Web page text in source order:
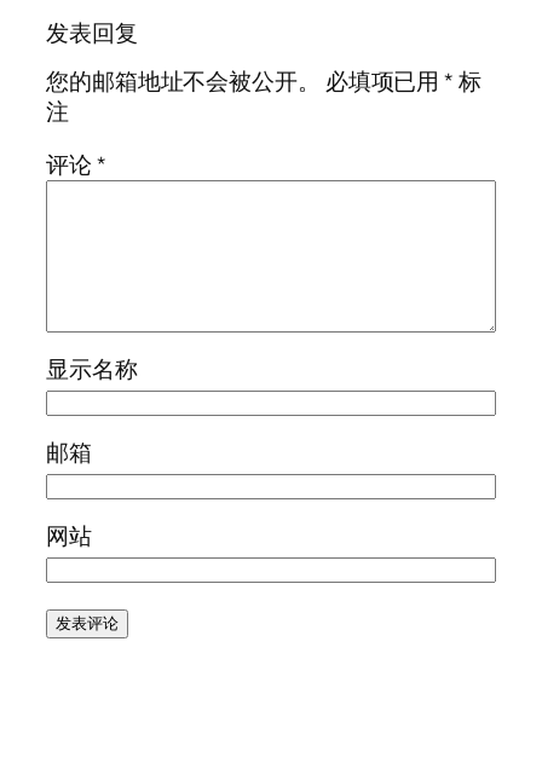
发表回复
您的邮箱地址不会被公开。
必填项已用*标
注
评论*
显示名称
邮箱
网站